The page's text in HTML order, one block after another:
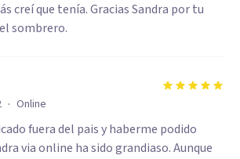
creí que tenía. Gracias Sandra por tu
sombrero.
· Online
fuera del pais y haberme podido
via online ha sido grandiaso. Aunque